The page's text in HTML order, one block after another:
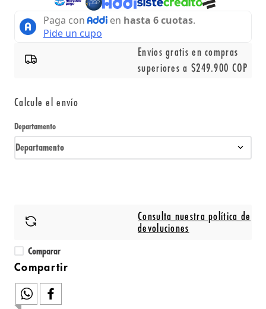
Envíos gratis en compras
superiores a $249.900 COP
Calcule el envío
Departamento
Departamento
Consulta nuestra política de
devoluciones
Comparar